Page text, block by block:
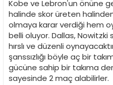
Kobe ve Lebron'un önüne
halinde skor üreten
olmaya karar verdiği hem
belli oluyor. Dallas,
hırslı ve düzenli
şanssızlığı böyle aç bir
gücüne sahip bir takıma
sayesinde 2 maç alabilirler.